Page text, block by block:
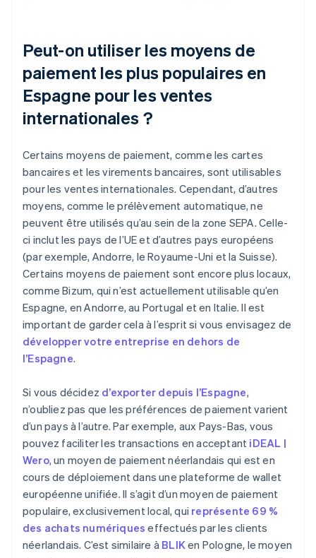
Peut-on utiliser les moyens de
paiement les plus populaires en
Espagne pour les ventes
internationales ?
Certains moyens de paiement, comme les cartes
bancaires et les virements bancaires, sont utilisables
pour les ventes internationales. Cependant, d’autres
moyens, comme le prélèvement automatique, ne
peuvent être utilisés qu’au sein de la zone SEPA. Celle-
ci inclut les pays de l’UE et d’autres pays européens
(par exemple, Andorre, le Royaume-Uni et la Suisse).
Certains moyens de paiement sont encore plus locaux,
comme Bizum, qui n’est actuellement utilisable qu’en
Espagne, en Andorre, au Portugal et en Italie. Il est
important de garder cela à l’esprit si vous envisagez de
développer votre entreprise en dehors de
l’Espagne.
Si vous décidez d’exporter depuis l’Espagne,
n’oubliez pas que les préférences de paiement varient
d’un pays à l’autre. Par exemple, aux Pays-Bas, vous
pouvez faciliter les transactions en acceptant iDEAL |
Wero, un moyen de paiement néerlandais qui est en
cours de déploiement dans une plateforme de wallet
européenne unifiée. Il s’agit d’un moyen de paiement
populaire, exclusivement local, qui représente 69 %
des achats numériques effectués par les clients
néerlandais. C’est similaire à BLIKen Pologne, le moyen